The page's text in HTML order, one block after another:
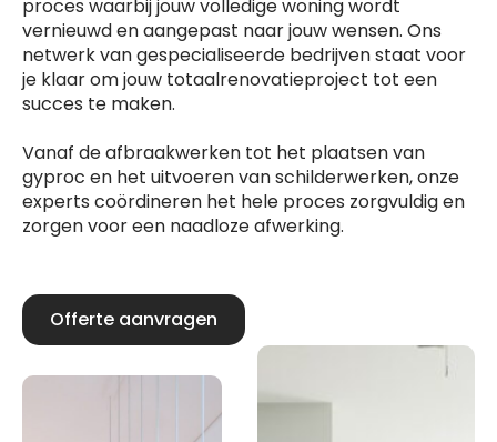
proces waarbij jouw volledige woning wordt
vernieuwd en aangepast naar jouw wensen. Ons
netwerk van gespecialiseerde bedrijven staat voor
je klaar om jouw totaalrenovatieproject tot een
succes te maken.
Vanaf de afbraakwerken tot het plaatsen van
gyproc en het uitvoeren van schilderwerken, onze
experts coördineren het hele proces zorgvuldig en
zorgen voor een naadloze afwerking.
Offerte aanvragen